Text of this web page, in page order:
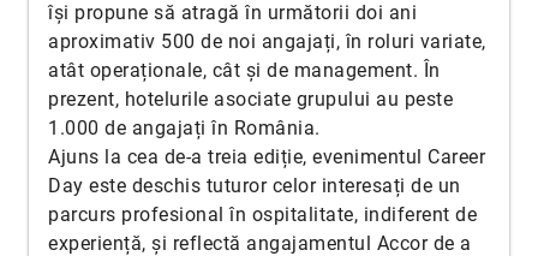
își propune să atragă în următorii doi ani
aproximativ 500 de noi angajați, în roluri variate,
atât operaționale, cât și de management. În
prezent, hotelurile asociate grupului au peste
1.000 de angajați în România.
Ajuns la cea de-a treia ediție, evenimentul Career
Day este deschis tuturor celor interesați de un
parcurs profesional în ospitalitate, indiferent de
experiență, și reflectă angajamentul Accor de a